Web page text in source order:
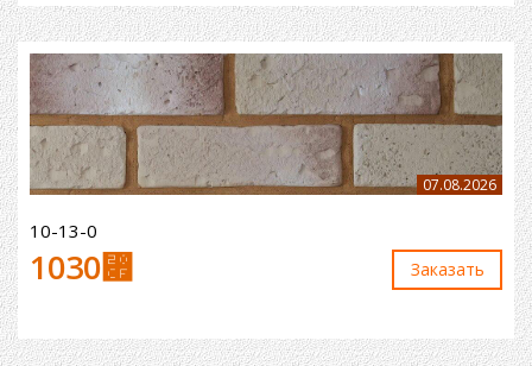
07.08.2026
10-13-0
1030⃏ Заказaть